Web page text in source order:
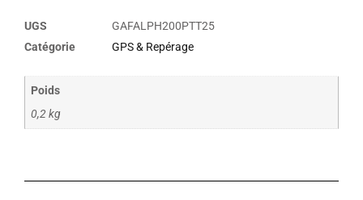
UGS
GAFALPH200PTT25
Catégorie
GPS & Repérage
Poids
0,2 kg